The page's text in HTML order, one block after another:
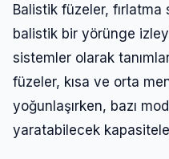
Balistik füzeler, fırlatma
balistik bir yörünge
sistemler olarak
füzeler, kısa ve orta
yoğunlaşırken, bazı
yaratabilecek